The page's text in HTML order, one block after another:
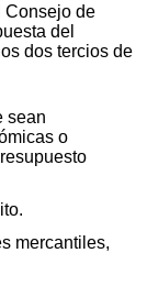
Consejo de
del
dos tercios de
sean
o
mercantiles,